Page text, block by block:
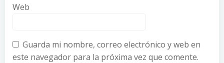
Web
Guarda mi nombre, correo electrónico y web en
este navegador para la próxima vez que comente.